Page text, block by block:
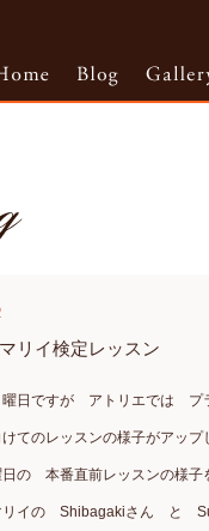
リイ検定レッスン
日ですが アトリエでは プラ
てのレッスンの様子がアップ
の 本番直前レッスンの様子
リイの Shibagakiさん と